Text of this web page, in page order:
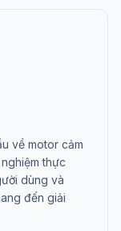
về motor cảm
thực
dùng và
đến giải